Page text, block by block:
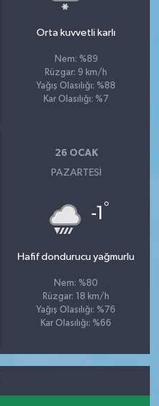
Orta kuvvetli karlı
Nem: %89
Rüzgar: 9 km/h
Yağış Olasılığı: %88
Kar Olasılığı: %7
26 OCAK
PAZARTESI
-1 °
Hafif dondurucu yağmurlu
Nem: %80
Rüzgar: 18 km/h
Yağış Olasılığı: %76
Kar Olasılığı: %66